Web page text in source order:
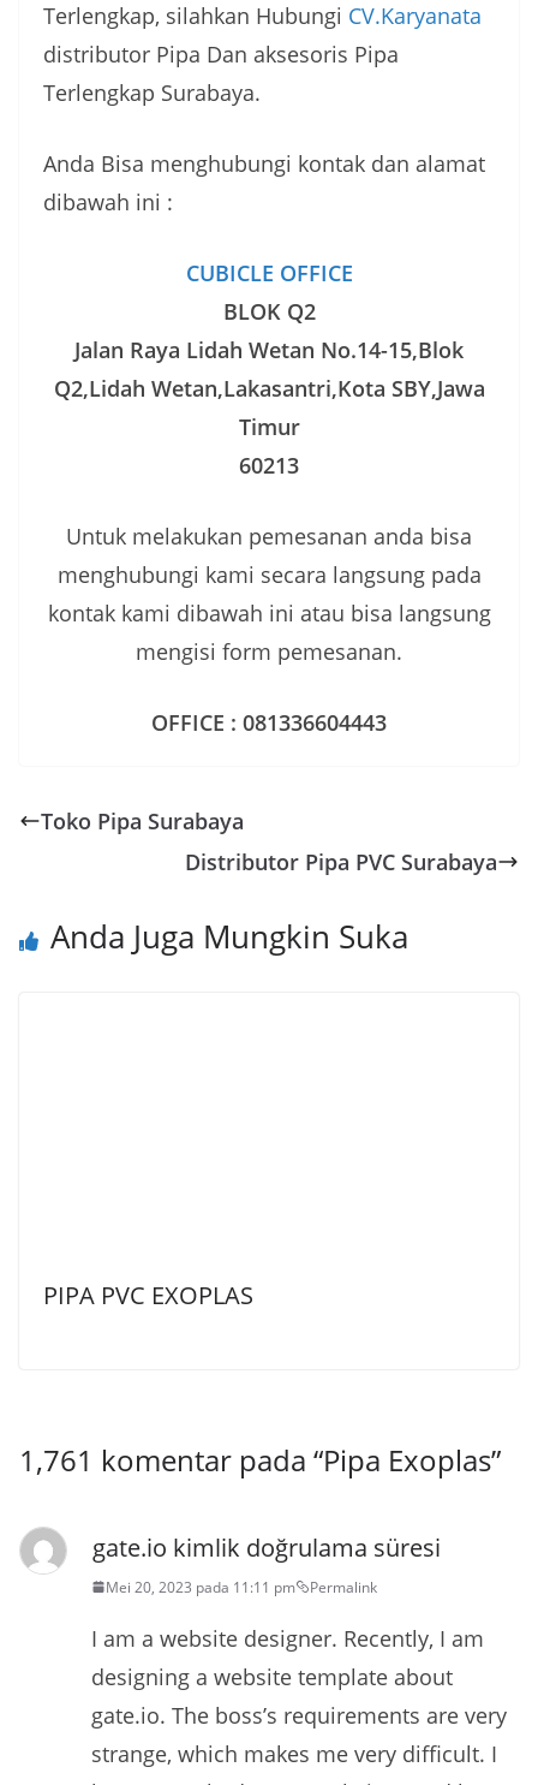
Terlengkap, silahkan Hubungi CV.Karyanata
distributor Pipa Dan aksesoris Pipa
Terlengkap Surabaya.
Anda Bisa menghubungi kontak dan alamat
dibawah ini :
CUBICLE OFFICE
BLOK Q2
Jalan Raya Lidah Wetan No.14-15,Blok
Q2,Lidah Wetan,Lakasantri,Kota SBY,Jawa
Timur
60213
Untuk melakukan pemesanan anda bisa
menghubungi kami secara langsung pada
kontak kami dibawah ini atau bisa langsung
mengisi form pemesanan.
OFFICE : 081336604443
Toko Pipa Surabaya
Distributor Pipa PVC Surabaya
Anda Juga Mungkin Suka
PIPA PVC EXOPLAS
1,761 komentar pada “Pipa Exoplas”
gate.io kimlik doğrulama süresi
Mei 20, 2023 pada 11:11 pm Permalink
I am a website designer. Recently, I am
designing a website template about
gate.io. The boss’s requirements are very
strange, which makes me very difficult. I